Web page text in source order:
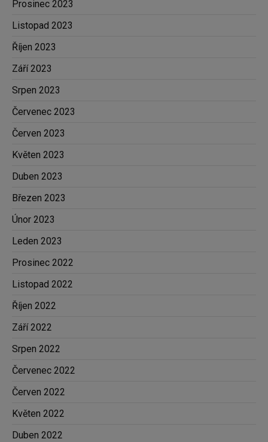
Prosinec 2023
Listopad 2023
Říjen 2023
Září 2023
Srpen 2023
Červenec 2023
Červen 2023
Květen 2023
Duben 2023
Březen 2023
Únor 2023
Leden 2023
Prosinec 2022
Listopad 2022
Říjen 2022
Září 2022
Srpen 2022
Červenec 2022
Červen 2022
Květen 2022
Duben 2022